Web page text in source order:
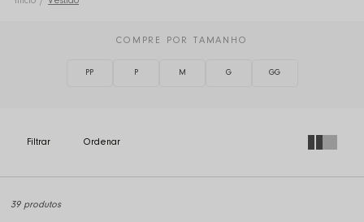
COMPRE POR TAMANHO
PP P M G GG
39 produtos